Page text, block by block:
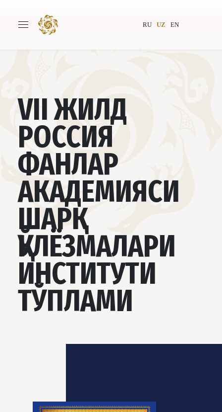
RU UZ EN
Муаллифлар
Нашриёт
Лойиҳалар
VII ЖИЛД
РОССИЯ
ФАНЛАР
АКАДЕМИЯСИ
ШАРҚ
ҚЎЛЁЗМАЛАРИ
ИНСТИТУТИ
ТЎПЛАМИ